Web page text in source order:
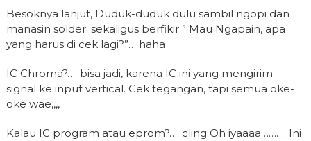
Besoknya lanjut, Duduk-duduk dulu sambil ngopi dan
manasin solder; sekaligus berfikir ” Mau Ngapain, apa
yang harus di cek lagi?”… haha
IC Chroma?…. bisa jadi, karena IC ini yang mengirim
signal ke input vertical. Cek tegangan, tapi semua oke-
oke wae,,,,
Kalau IC program atau eprom?…. cling Oh iyaaaa………. Ini